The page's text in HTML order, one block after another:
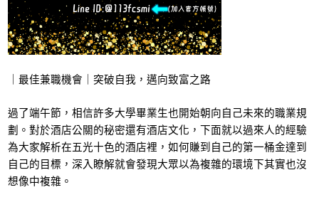
｜最佳兼職機會｜突破自我，邁向致富之路
過了端午節，相信許多大學畢業生也開始朝向自己未來的職業規
劃。對於酒店公關的秘密還有酒店文化，下面就以過來人的經驗
為大家解析在五光十色的酒店裡，如何賺到自己的第一桶金達到
自己的目標，深入瞭解就會發現大眾以為複雜的環境下其實也沒
想像中複雜。